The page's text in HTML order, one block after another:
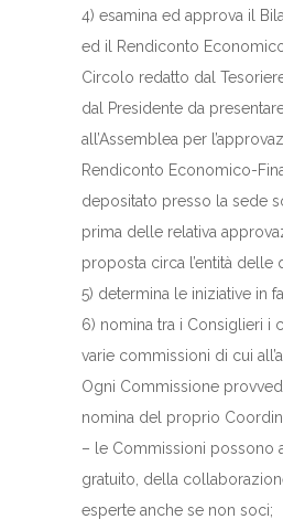
4) esamina ed approva il
ed il Rendiconto
Circolo redatto dal
dal Presidente da
all’Assemblea per
Rendiconto Economico-
depositato presso la sede
prima delle relativa
proposta circa l’entità delle
5) determina le iniziative in
6) nomina tra i Consiglieri i
varie commissioni di cui
Ogni Commissione
nomina del proprio
– le Commissioni possono
gratuito, della
esperte anche se non soci;